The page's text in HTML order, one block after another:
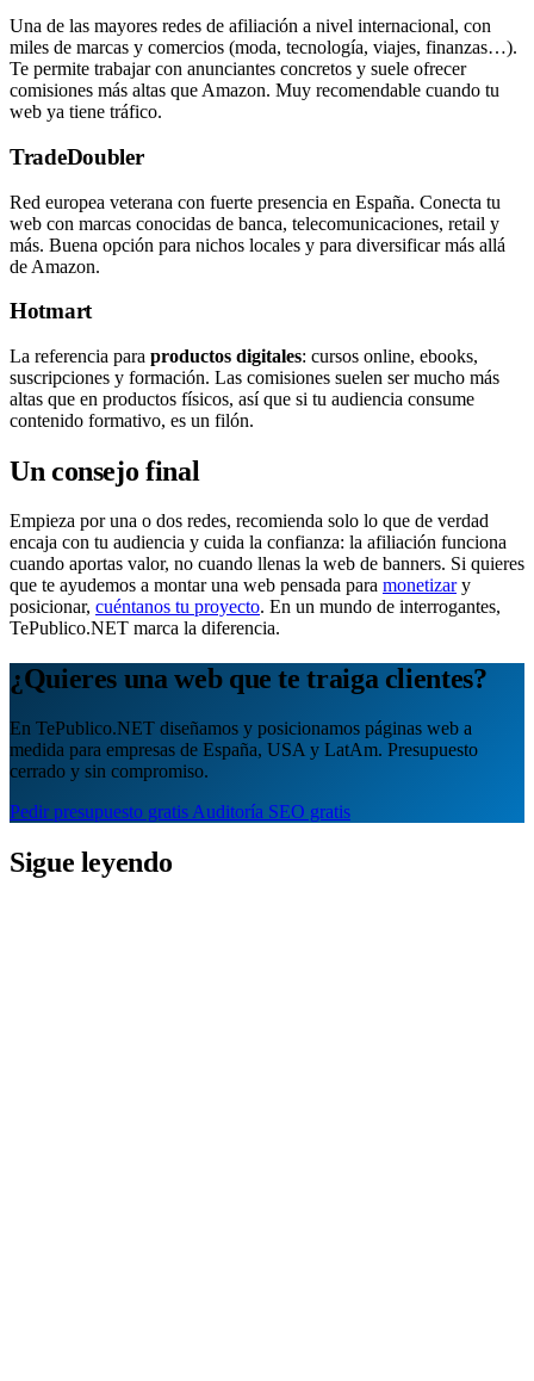
Una de las mayores redes de afiliación a nivel internacional, con
miles de marcas y comercios (moda, tecnología, viajes, finanzas…).
Te permite trabajar con anunciantes concretos y suele ofrecer
comisiones más altas que Amazon. Muy recomendable cuando tu
web ya tiene tráfico.
TradeDoubler
Red europea veterana con fuerte presencia en España. Conecta tu
web con marcas conocidas de banca, telecomunicaciones, retail y
más. Buena opción para nichos locales y para diversificar más allá
de Amazon.
Hotmart
La referencia para productos digitales: cursos online, ebooks,
suscripciones y formación. Las comisiones suelen ser mucho más
altas que en productos físicos, así que si tu audiencia consume
contenido formativo, es un filón.
Un consejo final
Empieza por una o dos redes, recomienda solo lo que de verdad
encaja con tu audiencia y cuida la confianza: la afiliación funciona
cuando aportas valor, no cuando llenas la web de banners. Si quieres
que te ayudemos a montar una web pensada para monetizary
posicionar, cuéntanos tu proyecto. En un mundo de interrogantes,
TePublico.NET marca la diferencia.
¿Quieres una web que te traiga clientes?
En TePublico.NET diseñamos y posicionamos páginas web a
medida para empresas de España, USA y LatAm. Presupuesto
cerrado y sin compromiso.
Pedir presupuesto gratis Auditoría SEO gratis
Sigue leyendo